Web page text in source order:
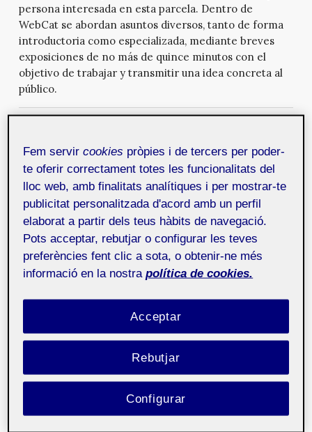
persona interesada en esta parcela. Dentro de
WebCat se abordan asuntos diversos, tanto de forma
introductoria como especializada, mediante breves
exposiciones de no más de quince minutos con el
objetivo de trabajar y transmitir una idea concreta al
público.
El WebCat es el punto de encuentro entre
profesionales del sector web abierto a cualquier
persona interesada en esta parcela. El pasado 17 de
abril tuvo lugar un nuevo encuentro del que a
continuación presentamos una breve e interesante
muestra. Es la charla de José Enrique Rodríguez
Huerta sobre escribir mejor las historias de usuario.
El WebCat es el punto de encuentro entre
profesionales del sector web abierto a cualquier
persona interesada en esta parcela. El pasado 17 de
abril tuvo lugar un nuevo encuentro del que a
continuación presentamos una breve e interesante
muestra. Es la charla de JChema Garrido sobre la
técnica de trabajo 'Pomodoro'.
Fem servircookies pròpies i de tercers per poder-
te oferir correctament totes les funcionalitats del
lloc web, amb finalitats analítiques i per mostrar-te
publicitat personalitzada d'acord amb un perfil
elaborat a partir dels teus hàbits de navegació.
Pots acceptar, rebutjar o configurar les teves
preferències fent clic a sota, o obtenir-ne més
informació en la nostra política de cookies.
Rebutjar
Acceptar
Configurar